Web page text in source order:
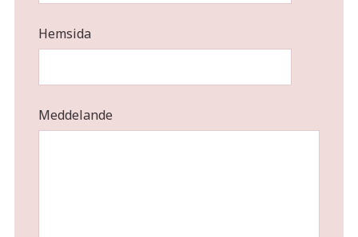
Hemsida
Meddelande